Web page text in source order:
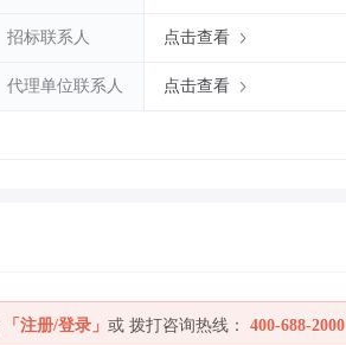
招标联系人 点击查看
代理单位联系人 点击查看
「注册/登录」 或 拨打咨询热线： 400-688-2000